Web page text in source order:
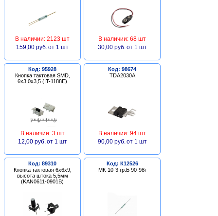
В наличии: 2123 шт
159,00 руб. от 1 шт
В наличии: 68 шт
30,00 руб. от 1 шт
Код: 95928
Кнопка тактовая SMD,
6х3,0х3,5 (IT-1188E)
В наличии: 3 шт
12,00 руб. от 1 шт
Код: 98674
TDA2030A
В наличии: 94 шт
90,00 руб. от 1 шт
Код: 89310
Кнопка тактовая 6х6х9,
высота штока 5,5мм
(KAN0611-0901B)
Код: К12526
МК-10-3 гр.Б 90-98г